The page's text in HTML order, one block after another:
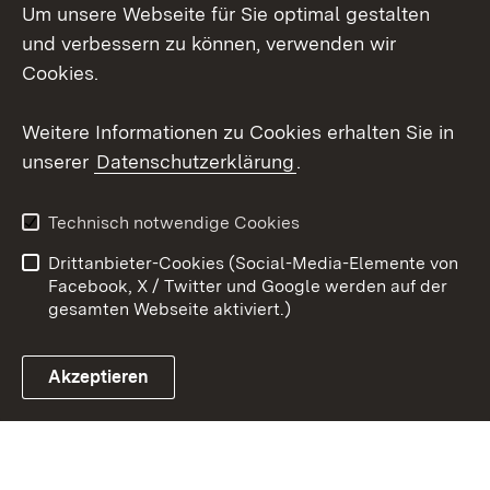
Facebook
Link zum Landesportal
Barrierefreiheit
Kontakt
Cookies
Um unsere Webseite für Sie optimal gestalten
und verbessern zu können, verwenden wir
Cookies.
Weitere Informationen zu Cookies erhalten Sie in
unserer Datenschutzerklärung.
Technisch notwendige Cookies
Drittanbieter-Cookies (Social-Media-Elemente von
Facebook, X / Twitter und Google werden auf der
gesamten Webseite aktiviert.)
Akzeptieren